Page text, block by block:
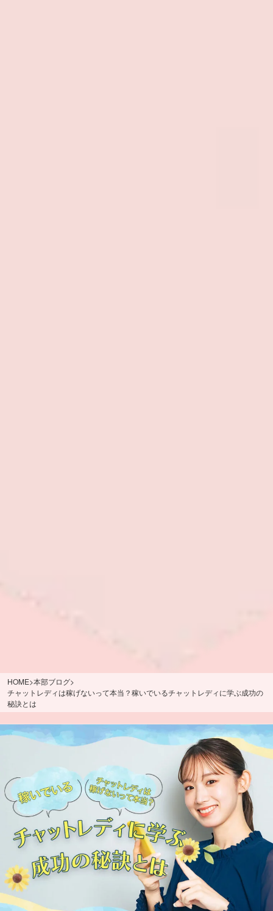
HOME>本部ブログ>
チャットレディは稼げないって本当？稼いでいるチャットレディに学ぶ成功の
秘訣とは